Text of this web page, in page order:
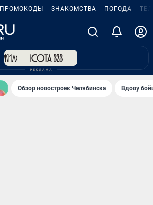
ПРОМОКОДЫ ЗНАКОМСТВА ПОГОДА
Обзор новостроек Челябинска Вдову